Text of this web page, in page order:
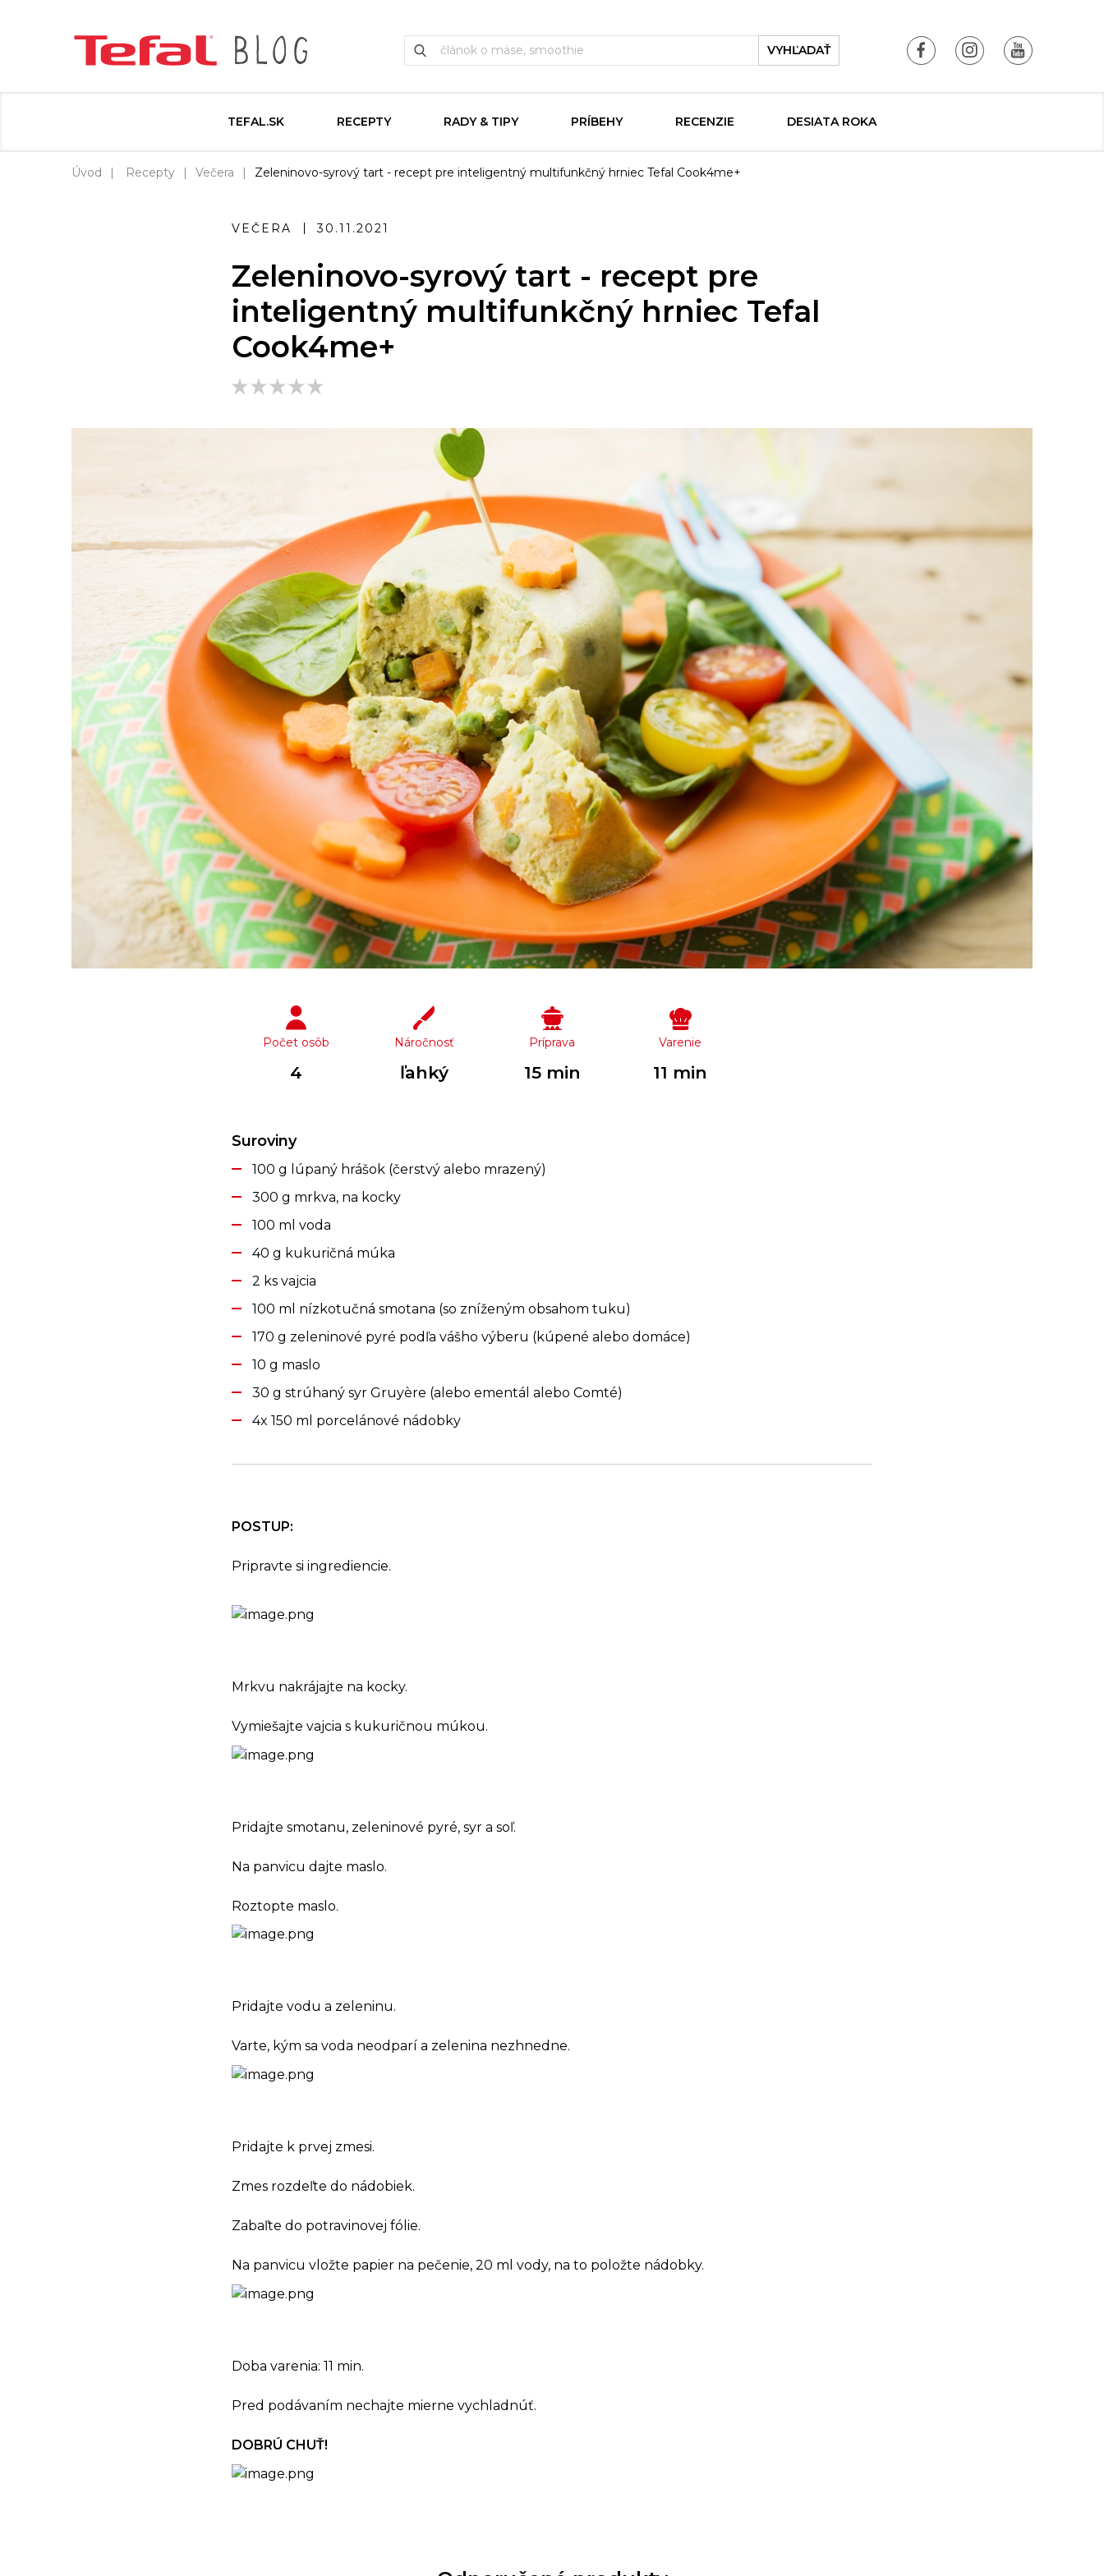
VYHĽADAŤ
TEFAL.SK RECEPTY RADY & TIPY PRÍBEHY RECENZIE DESIATA ROKA
Úvod Recepty Večera Zeleninovo-syrový tart - recept pre inteligentný multifunkčný hrniec Tefal Cook4me+
VEČERA 30.11.2021
Zeleninovo-syrový tart - recept pre
inteligentný multifunkčný hrniec Tefal
Cook4me+
Počet osôb
4
Náročnosť
ľahký
Príprava
15 min
Varenie
11 min
Suroviny
100 g lúpaný hrášok (čerstvý alebo mrazený)
300 g mrkva, na kocky
100 ml voda
40 g kukuričná múka
2 ks vajcia
100 ml nízkotučná smotana (so zníženým obsahom tuku)
170 g zeleninové pyré podľa vášho výberu (kúpené alebo domáce)
10 g maslo
30 g strúhaný syr Gruyère (alebo ementál alebo Comté)
4x 150 ml porcelánové nádobky
POSTUP:
Pripravte si ingrediencie.
Mrkvu nakrájajte na kocky.
Vymiešajte vajcia s kukuričnou múkou.
Pridajte smotanu, zeleninové pyré, syr a soľ.
Na panvicu dajte maslo.
Roztopte maslo.
Pridajte vodu a zeleninu.
Varte, kým sa voda neodparí a zelenina nezhnedne.
Pridajte k prvej zmesi.
Zmes rozdeľte do nádobiek.
Zabaľte do potravinovej fólie.
Na panvicu vložte papier na pečenie, 20 ml vody, na to položte nádobky.
Doba varenia: 11 min.
Pred podávaním nechajte mierne vychladnúť.
DOBRÚ CHUŤ!